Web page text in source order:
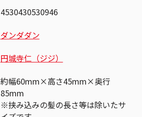
4530430530946
ダンダダン
円城寺仁（ジジ）
約幅60mm×高さ45mm×奥行
85mm
※挟み込みの髪の長さ等は除いたサ